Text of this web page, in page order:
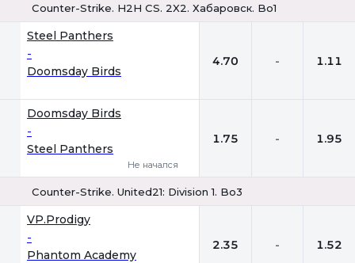
Counter-Strike. H2H CS. 2X2. Хабаровск. Bo1
Steel Panthers
-
Doomsday Birds
4.70 - 1.11
Doomsday Birds
-
Steel Panthers
Не начался
1.75 - 1.95
Counter-Strike. United21: Division 1. Bo3
VP.Prodigy
-
Phantom Academy
2.35 - 1.52